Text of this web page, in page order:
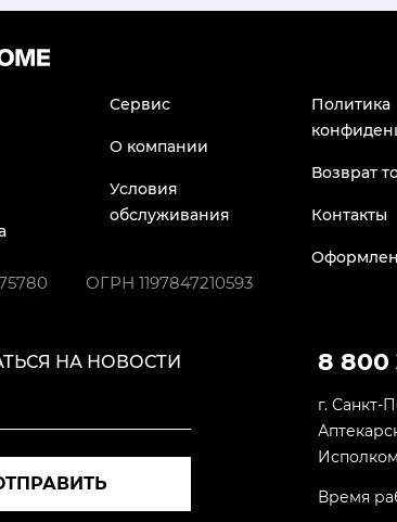
Сервис
О компании
Условия
обслуживания
Политика
Возврат
Контакты
ОГРН 1197847210593
8 800
г. Санкт-
Время
НА НОВОСТИ